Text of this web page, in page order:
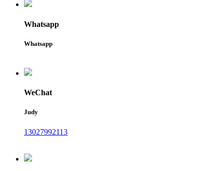
Whatsapp
Whatsapp
WeChat
Judy
13027992113